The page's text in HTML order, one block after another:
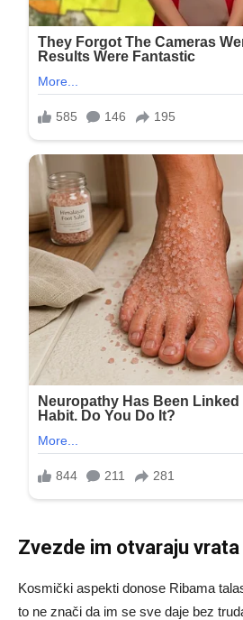
Zvezde im otvaraju
Kosmički aspekti donose Ribama
to ne znači da im se sve daje bez